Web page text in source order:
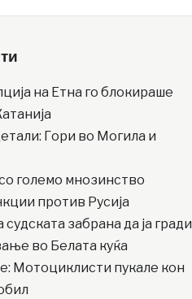
на Етна го блокираше
Гори во Могила и
големо мнозинство
против Русија
забрана да ја гради
во Белата куќа
Мотоциклисти пукале кон